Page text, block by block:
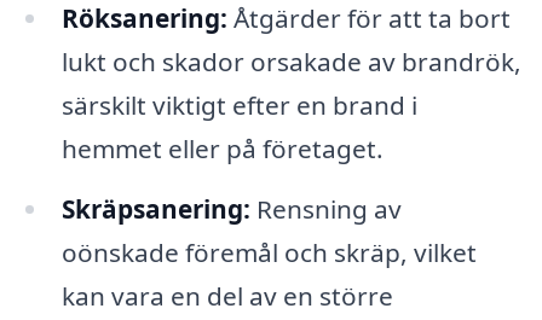
Röksanering: Åtgärder för att ta bort
lukt och skador orsakade av brandrök,
särskilt viktigt efter en brand i
hemmet eller på företaget.
Skräpsanering: Rensning av
oönskade föremål och skräp, vilket
kan vara en del av en större